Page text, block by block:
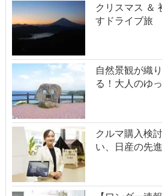
クリスマス ＆
すドライブ旅
自然景観が織
る！大人のゆ
クルマ購入検
い、日産の先